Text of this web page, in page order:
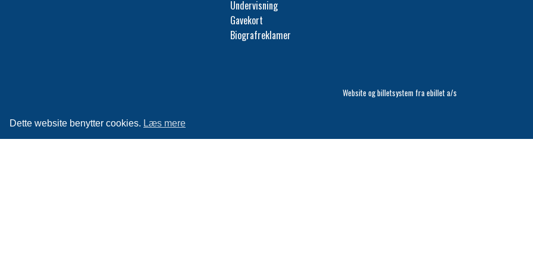
Dette website benytter cookies. Læs mere
Undervisning
Gavekort
Biografreklamer
Website og billetsystem fra ebillet a/s